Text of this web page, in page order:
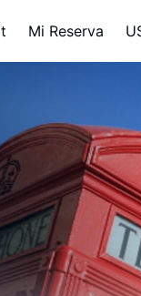
Mi Reserva